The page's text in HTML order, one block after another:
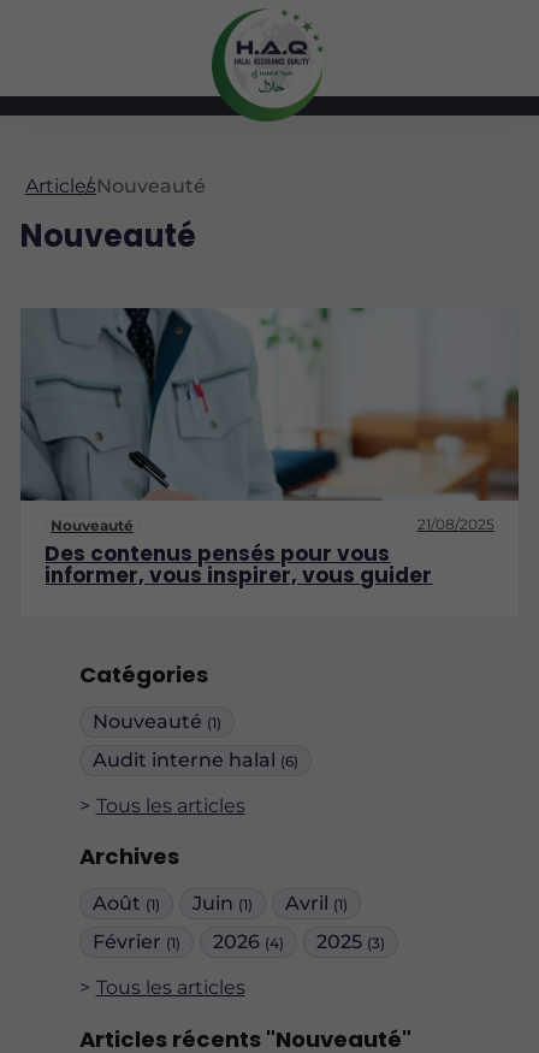
Catégories
Nouveauté (1)
Audit interne halal (6)
Tous les articles
Archives
Août (1) Juin (1) Avril (1)
Février (1) 2026 (4) 2025 (3)
Tous les articles
Articles récents "Nouveauté"
ArticlesNouveauté
Nouveauté
Nouveauté 21/08/2025
Des contenus pensés pour vous
informer, vous inspirer, vous guider